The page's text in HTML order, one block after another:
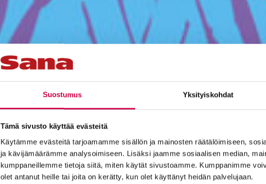
Suostumus Yksityiskohdat
Tämä sivusto käyttää evästeitä
Käytämme evästeitä tarjoamamme sisällön ja mainosten räätälöimiseen,
ja kävijämäärämme analysoimiseen. Lisäksi jaamme sosiaalisen median,
kumppaneillemme tietoja siitä, miten käytät sivustoamme. Kumppanimme
olet antanut heille tai joita on kerätty, kun olet käyttänyt heidän palvelujaan.